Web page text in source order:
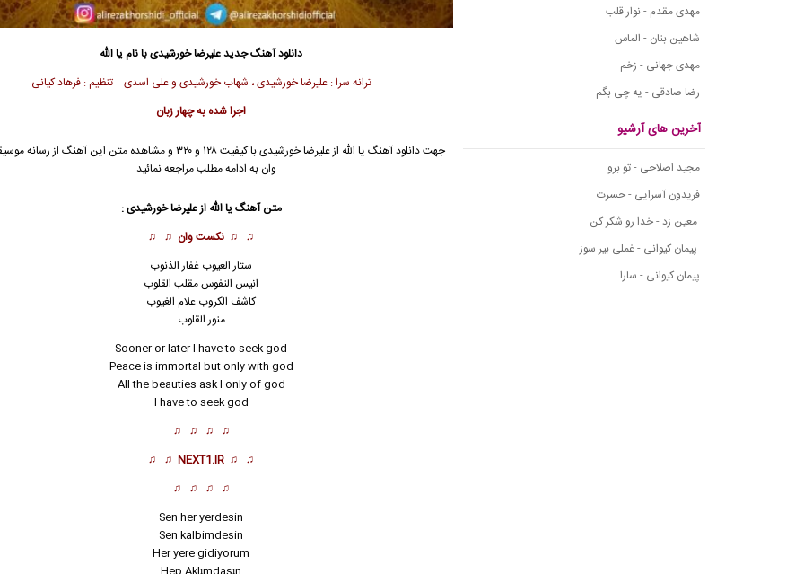
مهدی مقدم - نوار قلب
شاهین بنان - الماس
مهدی جهانی - زخم
رضا صادقی - یه چی بگم
آخرین های آرشیو
مجید اصلاحی - تو برو
فریدون آسرایی - حسرت
معین زد - خدا رو شکر کن
پیمان کیوانی - غملی بیر سوز
پیمان کیوانی - سارا
دانلود آهنگ جدیدعلیرضا خورشیدیبا نام یا الله
ترانه‌ سرا : علیرضا خورشیدی ، شهاب خورشیدی و علی اسدی تنظیم : فرهاد کیانی
اجرا شده به چهار زبان
جهت دانلود آهنگ یا الله ازعلیرضا خورشیدی
با کیفیت ۱۲۸ و ۳۲۰ و مشاهده متن این آهنگ از
وان به ادامه مطلب مراجعه نمائید …
متن آهنگ یا الله ازعلیرضا خورشیدی:
♫ ♫ نکست وان ♫ ♫
ستار العیوب غفار الذنوب
انیس النفوس مقلب القلوب
کاشف الکروب علام الغیوب
منور القلوب
Sooner or later I have to seek god
Peace is immortal but only with god
All the beauties ask I only of god
I have to seek god
♫ ♫ ♫ ♫
♫ ♫
NEXT1.IR
♫ ♫
♫ ♫ ♫ ♫
Sen her yerdesin
Sen kalbimdesin
Her yere gidiyorum